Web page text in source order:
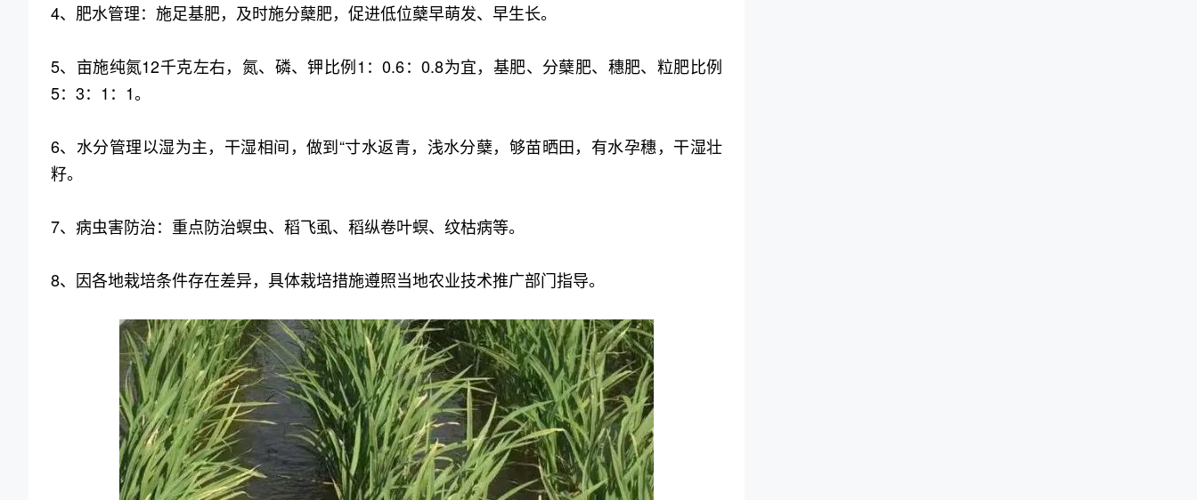
4、肥水管理：施足基肥，及时施分蘖肥，促进低位蘖早萌发、早生长。
5、亩施纯氮12千克左右，氮、磷、钾比例1：0.6：0.8为宜，基肥、分蘖肥、穗肥、粒肥比例
5：3：1：1。
6、水分管理以湿为主，干湿相间，做到“寸水返青，浅水分蘖，够苗晒田，有水孕穗，干湿壮
籽。
7、病虫害防治：重点防治螟虫、稻飞虱、稻纵卷叶螟、纹枯病等。
8、因各地栽培条件存在差异，具体栽培措施遵照当地农业技术推广部门指导。